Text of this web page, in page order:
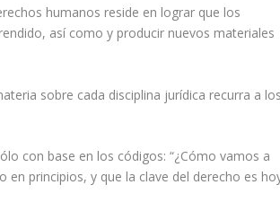
humanos reside en lograr que los
así como y producir nuevos materiales
sobre cada disciplina jurídica recurra a
con base en los códigos: “¿Cómo vamos a
en principios, y que la clave del derecho es